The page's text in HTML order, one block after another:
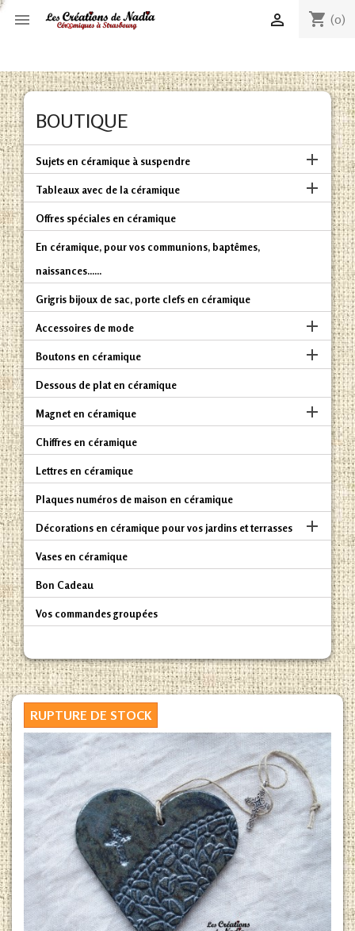
 shopping_cart (0)

BOUTIQUE
Sujets en céramique à suspendre 
Tableaux avec de la céramique 
Offres spéciales en céramique
En céramique, pour vos communions, baptêmes,
naissances......
Grigris bijoux de sac, porte clefs en céramique
Accessoires de mode 
Boutons en céramique 
Dessous de plat en céramique
Magnet en céramique 
Chiffres en céramique
Lettres en céramique
Plaques numéros de maison en céramique
Décorations en céramique pour vos jardins et terrasses 
Vases en céramique
Bon Cadeau
Vos commandes groupées
RUPTURE DE STOCK